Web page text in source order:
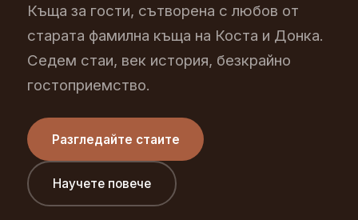
Къща за гости, сътворена с любов от
старата фамилна къща на Коста и Донка.
Седем стаи, век история, безкрайно
гостоприемство.
Разгледайте стаите
Научете повече